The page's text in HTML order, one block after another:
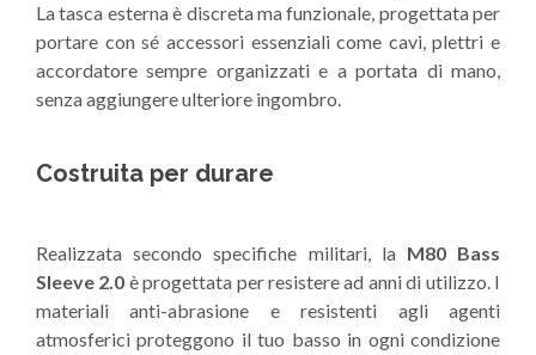
La tasca esterna è discreta ma funzionale, progettata per
portare con sé accessori essenziali come cavi, plettri e
accordatore sempre organizzati e a portata di mano,
senza aggiungere ulteriore ingombro.
Costruita per durare
Realizzata secondo specifiche militari, la M80 Bass
Sleeve 2.0 è progettata per resistere ad anni di utilizzo. I
materiali anti-abrasione e resistenti agli agenti
atmosferici proteggono il tuo basso in ogni condizione